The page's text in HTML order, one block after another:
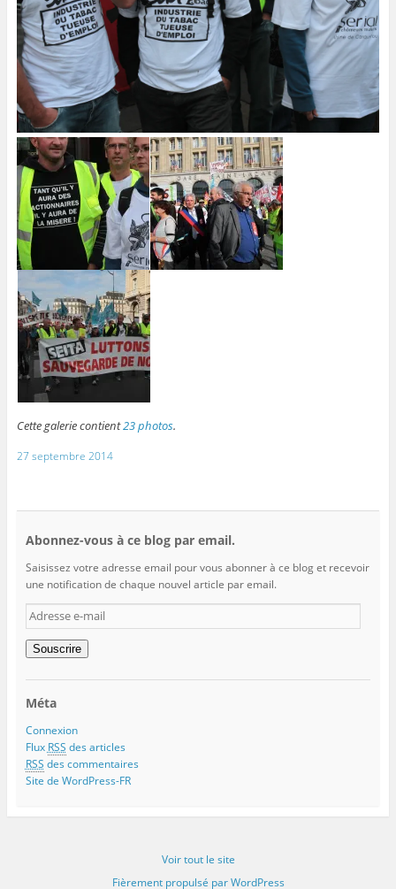
Cette galerie contient23 photos.
27 septembre 2014
Abonnez-vous à ce blog par email.
Saisissez votre adresse email pour vous abonner à ce blog et recevoir
une notification de chaque nouvel article par email.
Adresse
e-
mail
Souscrire
Méta
Connexion
Flux RSS des articles
RSS des commentaires
Site de WordPress-FR
Voir tout le site
Fièrement propulsé par WordPress